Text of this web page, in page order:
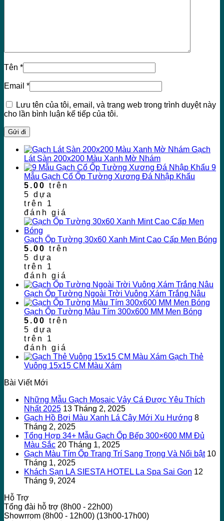
Tên *
Email *
Lưu tên của tôi, email, và trang web trong trình duyệt này
cho lần bình luận kế tiếp của tôi.
Gạch
Lát Sàn 200x200 Màu Xanh Mờ Nhám
9
Mẫu Gạch Cổ Ốp Tường Xương Đá Nhập Khẩu
5.00 trên
5 dựa
trên 1
đánh giá
Gạch Ốp Tường 30x60 Xanh Mint Cao Cấp Men Bóng
5.00 trên
5 dựa
trên 1
đánh giá
Gạch Ốp Tường Ngoài Trời Vuông Xám Trắng Nâu
Gạch Ốp Tường Màu Tím 300x600 MM Men Bóng
5.00 trên
5 dựa
trên 1
đánh giá
Gạch Thẻ
Vuông 15x15 CM Màu Xám
Bài Viết Mới
Những Mẫu Gạch Mosaic Vảy Cá Được Yêu Thích
Nhất 2025 13 Tháng 2, 2025
Gạch Hồ Bơi Màu Xanh Lá Cây Mới Xu Hướng 8
Tháng 2, 2025
Tổng Hợp 34+ Mẫu Gạch Ốp Bếp 300×600 MM Đủ
Màu Sắc 20 Tháng 1, 2025
Gạch Màu Tím Ốp Trang Trí Sang Trọng Và Nổi bật 10
Tháng 1, 2025
Khách Sạn LA SIESTA HOTEL La Spa Sai Gon 12
Tháng 9, 2024
Hỗ Trợ
Tổng đài hỗ trợ (8h00 - 22h00)
Showrrom (8h00 - 12h00) (13h00-17h00)